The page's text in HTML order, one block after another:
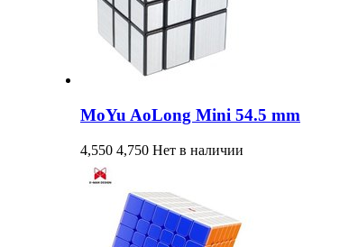
MoYu AoLong Mini 54.5 mm
4,550 4,750 Нет в наличии